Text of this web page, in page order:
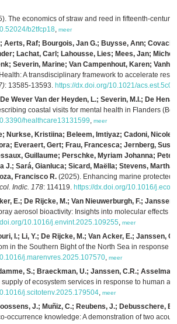
The economics of straw and reed in fifteenth-
b2tfcp18, meer
Aerts, Raf; Bourgois, Jan G.; Buysse, Ann;
Lachat, Carl; Lahousse, Lies; Mees, Jan;
Severin, Marine; Van Campenhout, Karen;
A transdisciplinary framework to accelerate
: 13585-13593. https://dx.doi.org/10.1021/
Wever Van der Heyden, L.; Severin, M.I.; De
coastal visits for mental health in Flanders
healthcare13131599, meer
Nurkse, Kristiina; Beleem, Imtiyaz; Cadoni,
Everaert, Gert; Frau, Francesca; Jernberg,
Guillaume; Perschke, Myriam Johanna;
J.; Sará, Gianluca; Sicard, Maëlla; Stevens,
Francisco R. (2025). Enhancing marine protected
Indic. 178: 114119. https://dx.doi.org/10.1016/
E.; De Rijcke, M.; Van Nieuwerburgh, F.;
aerosol bioactivity: Insights into molecular effects
10.1016/j.envint.2025.109255, meer
I.; Li, Y.; De Rijcke, M.; Van Acker, E.; Janssen,
in the Southern Bight of the North Sea in response
j.marenvres.2025.107570, meer
S.; Braeckman, U.; Janssen, C.R.;
of ecosystem services in response to human
j.scitotenv.2025.179504, meer
J.; Muñiz, C.; Reubens, J.; Debusschere, E.
occurrence knowledge: A demonstration of two